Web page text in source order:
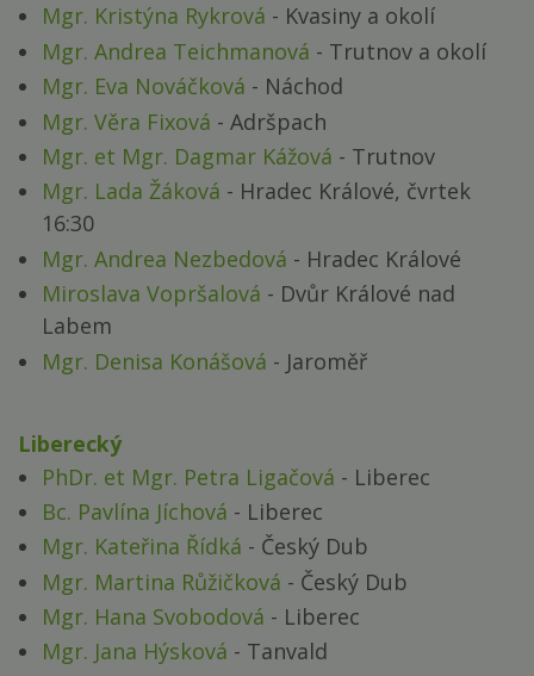
Mgr. Kristýna Rykrová - Kvasiny a okolí
Mgr. Andrea Teichmanová - Trutnov a okolí
Mgr. Eva Nováčková - Náchod
Mgr. Věra Fixová - Adršpach
Mgr. et Mgr. Dagmar Kážová - Trutnov
Mgr. Lada Žáková - Hradec Králové, čvrtek
16:30
Mgr. Andrea Nezbedová - Hradec Králové
Miroslava Vopršalová - Dvůr Králové nad
Labem
Mgr. Denisa Konášová - Jaroměř
Liberecký
PhDr. et Mgr. Petra Ligačová - Liberec
Bc. Pavlína Jíchová - Liberec
Mgr. Kateřina Řídká - Český Dub
Mgr. Martina Růžičková - Český Dub
Mgr. Hana Svobodová - Liberec
Mgr. Jana Hýsková - Tanvald